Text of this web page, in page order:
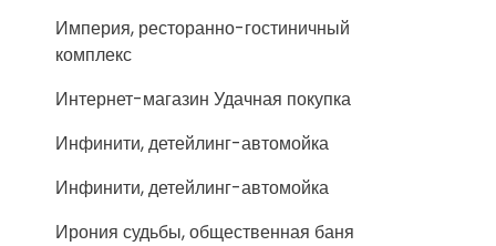
Империя, ресторанно-гостиничный
комплекс
Интернет-магазин Удачная покупка
Инфинити, детейлинг-автомойка
Инфинити, детейлинг-автомойка
Ирония судьбы, общественная баня